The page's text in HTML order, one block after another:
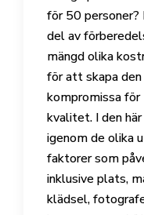
för 50 personer?
del av
mängd olika
för att skapa
kompromissa
kvalitet. I den
igenom de olika
faktorer som
inklusive plats,
klädsel,